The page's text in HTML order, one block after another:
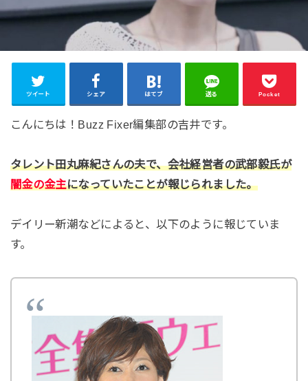
ツイート シェア はてブ 送る Pocket
こんにちは！Buzz Fixer編集部の吉井です。
タレント田丸麻紀さんの夫で、会社経営者の武部毅氏が
闇金の金主になっていたことが報じられました。
デイリー新潮などによると、以下のように報じていま
す。